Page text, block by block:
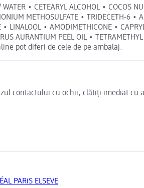
• CETEARYL ALCOHOL • COCOS
METHOSULFATE • TRIDECETH-6
LINALOOL • AMODIMETHICONE •
AURANTIUM PEEL OIL •
pot diferi de cele de pe ambalaj.
contactului cu ochii, clătiți imediat cu
PARiS ELSEVE